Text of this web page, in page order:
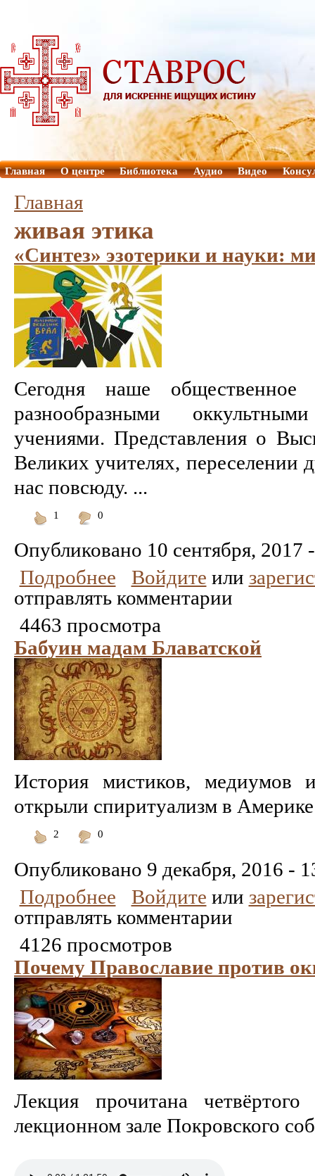
Главная О центре Библиотека Аудио Видео
Главная
живая этика
«Синтез» эзотерики и науки:
Сегодня наше общественное
разнообразными
учениями. Представления о
Великих учителях,
нас повсюду. ...
1
0
Опубликовано 10 сентября, 2017
Подробнее
Войдите или
отправлять комментарии
4463 просмотра
Бабуин мадам Блаватской
История мистиков, медиумов
открыли спиритуализм в
2
0
Опубликовано 9 декабря, 2016 -
Подробнее
Войдите или
отправлять комментарии
4126 просмотров
Почему Православие против
Лекция прочитана
лекционном зале Покровского